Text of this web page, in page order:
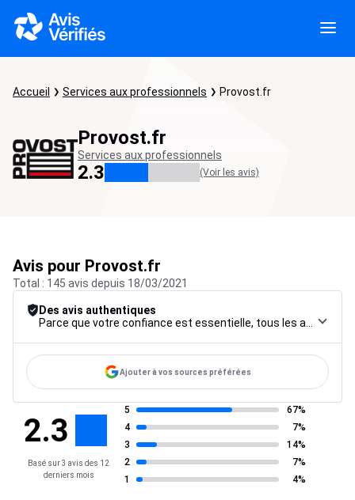
Accueil Services aux professionnels Provost.fr
Provost.fr
Services aux professionnels
2.3 (Voir les avis)
Avis pour Provost.fr
Total : 145 avis depuis 18/03/2021
Des avis authentiques
Ajouter à vos sources préférées
2.3
Basé sur 3 avis des 12
derniers mois
5
67%
4
7%
3
14%
2
7%
1
4%